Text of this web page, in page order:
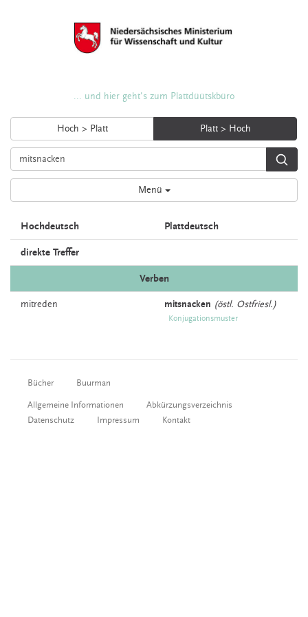
... und hier geht's zum Plattdüütskbüro
Hoch > Platt Platt > Hoch
Menü
Hochdeutsch Plattdeutsch
direkte Treffer
Verben
mitreden mitsnacken (östl. Ostfriesl.)
Konjugationsmuster
Bücher Buurman
Allgemeine Informationen
Abkürzungsverzeichnis
Datenschutz
Impressum Kontakt